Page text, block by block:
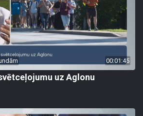
00:01:45
uz Aglonu